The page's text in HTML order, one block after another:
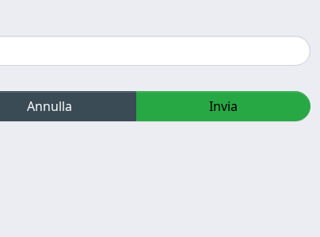
Annulla Invia